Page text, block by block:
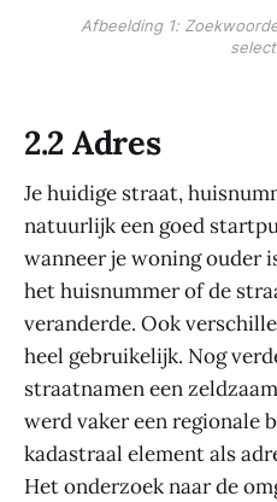
Afbeelding 1:
2.2 Adres
Je huidige straat,
natuurlijk een goed
wanneer je woning ouder
het huisnummer of de
veranderde. Ook
heel gebruikelijk. Nog
straatnamen een
werd vaker een regionale
kadastraal element als
Het onderzoek naar de